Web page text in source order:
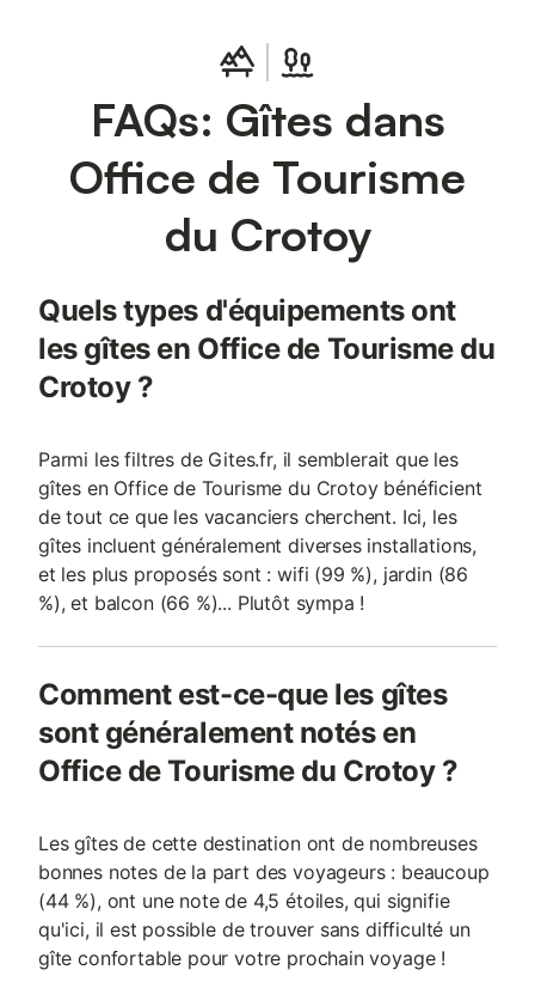
FAQs: Gîtes dans
Office de Tourisme
du Crotoy
Quels types d'équipements ont
les gîtes en Office de Tourisme du
Crotoy ?
Parmi les filtres de Gites.fr, il semblerait que les
gîtes en Office de Tourisme du Crotoy bénéficient
de tout ce que les vacanciers cherchent. Ici, les
gîtes incluent généralement diverses installations,
et les plus proposés sont : wifi (99 %), jardin (86
%), et balcon (66 %)... Plutôt sympa !
Comment est-ce-que les gîtes
sont généralement notés en
Office de Tourisme du Crotoy ?
Les gîtes de cette destination ont de nombreuses
bonnes notes de la part des voyageurs : beaucoup
(44 %), ont une note de 4,5 étoiles, qui signifie
qu'ici, il est possible de trouver sans difficulté un
gîte confortable pour votre prochain voyage !